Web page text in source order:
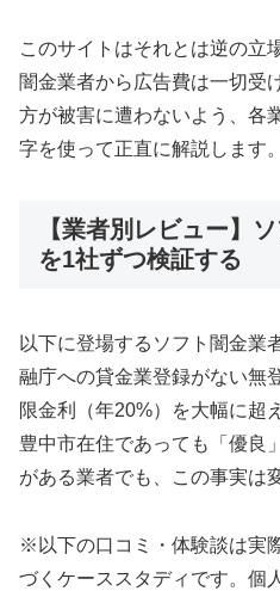
このサイトはそれとは逆の立
闇金業者から広告費は一切受
方が被害に遭わないよう、各
字を使って正直に解説します。
【業者別レビュー】
を1社ずつ検証する
以下に登場するソフト闇金業
融庁への貸金業登録がない無
限金利（年20%）を大幅に超
豊中市在住であっても「優良
がある業者でも、この事実は
※以下の口コミ・体験談は実
づくケーススタディです。個